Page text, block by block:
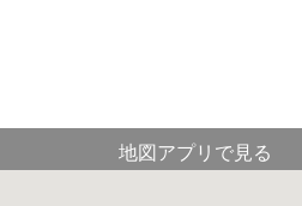
地図アプリで見る